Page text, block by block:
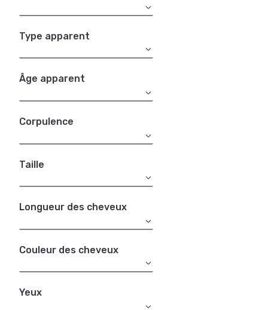
Type apparent
Âge apparent
Corpulence
Taille
Longueur des cheveux
Couleur des cheveux
Yeux